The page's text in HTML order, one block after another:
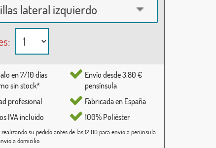
lateral izquierdo
en 7/10 días
sin stock*
profesional
IVA incluido
Envío desde 3,80 €
pensínsula
Fabricada en España
100% Poliéster
su pedido antes de las 12:00 para envío a península
a domicilio.